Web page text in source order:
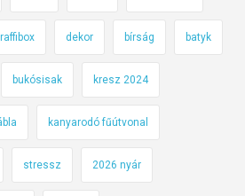
dekor bírság batyk
bukósisak kresz 2024
kanyarodó fűútvonal
stressz 2026 nyár